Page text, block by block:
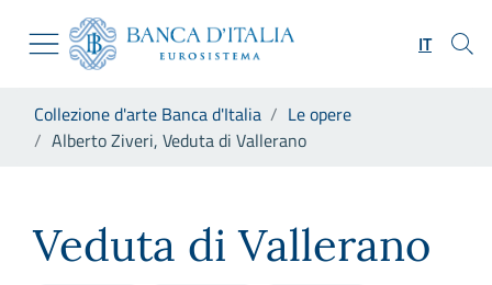
Skip to Main Content
Vai al sito istituzionale
Vai al menu di navigazione
Vai alla ricerca
Vai al footer
IT
Collezione d'arte Banca d'Italia
Le opere
Alberto Ziveri, Veduta di Vallerano
Veduta di Vallerano